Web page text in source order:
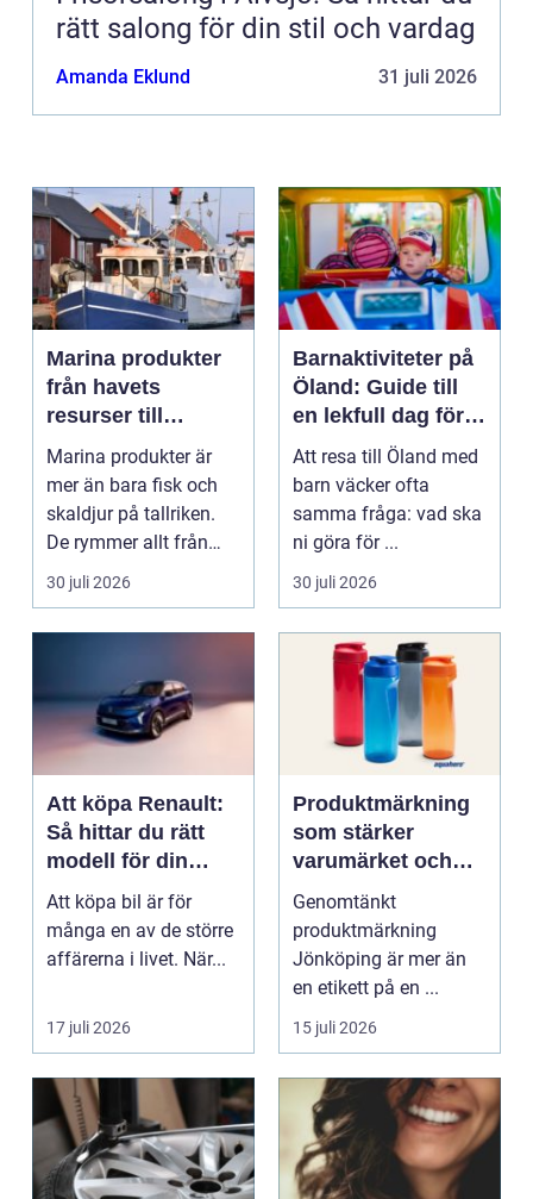
rätt salong för din stil och vardag
Amanda Eklund 31 juli 2026
Marina produkter
från havets
resurser till
hållbara
upplevelser
Marina produkter är
mer än bara fisk och
skaldjur på tallriken.
De rymmer allt från
mat och hälsa ti...
30 juli 2026
Barnaktiviteter på
Öland: Guide till
en lekfull dag för
hela familjen
Att resa till Öland med
barn väcker ofta
samma fråga: vad ska
ni göra för ...
30 juli 2026
Att köpa Renault:
Så hittar du rätt
modell för din
vardag
Att köpa bil är för
många en av de större
affärerna i livet. När...
17 juli 2026
Produktmärkning
som stärker
varumärket och
förenklar vardagen
Genomtänkt
produktmärkning
Jönköping är mer än
en etikett på en ...
15 juli 2026